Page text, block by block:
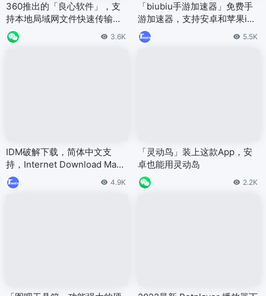
360推出的「良心软件」，支
持本地局域网文件快速传输，
极连快传！
3.6K
「biubiu手游加速器」免费手
游加速器，支持安卓和苹果iOS
端的免费加速器
5.5K
IDM破解下载，简体中文支
持，Internet Download Mana
ger 6.40.11 绿色版
4.9K
「灵动鸟」装上这款App，安
卓也能用灵动岛
2.2K